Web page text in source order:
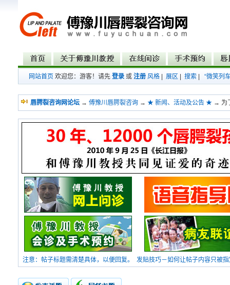
网站首页 欢迎您：游客！请先 登录 或 注册 风格 展区 搜索 “微笑列
唇腭裂咨询网论坛 → 傅豫川唇腭裂咨询 → ★ 新闻、活动及公告 ★ → 为
注意：帖子标题需清楚具体，以便回复。 发贴技巧－如何让帖子内容只被